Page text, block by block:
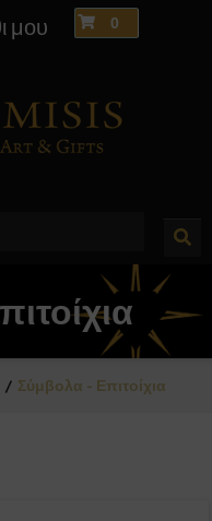
μου 0
Σύμβολα - Επιτοίχια